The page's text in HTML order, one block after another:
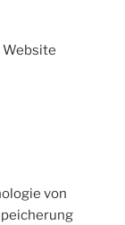
Website
von